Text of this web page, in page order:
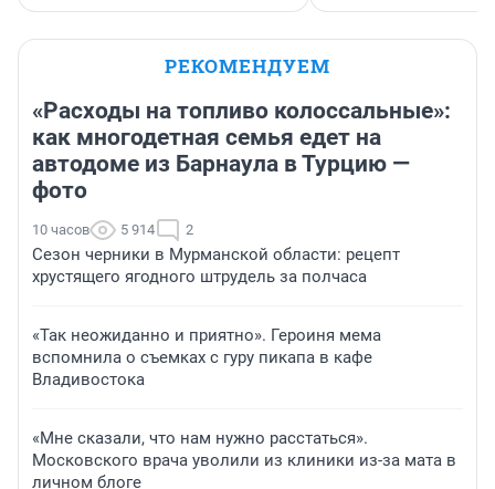
РЕКОМЕНДУЕМ
«Расходы на топливо колоссальные»:
как многодетная семья едет на
автодоме из Барнаула в Турцию —
фото
10 часов 5 914 2
Сезон черники в Мурманской области: рецепт
хрустящего ягодного штрудель за полчаса
«Так неожиданно и приятно». Героиня мема
вспомнила о съемках с гуру пикапа в кафе
Владивостока
«Мне сказали, что нам нужно расстаться».
Московского врача уволили из клиники из-за мата в
личном блоге